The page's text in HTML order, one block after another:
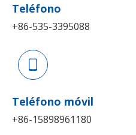
Teléfono
+86-535-3395088
Teléfono móvil
+86-15898961180